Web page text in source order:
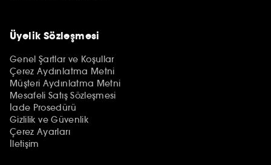
Üyelik Sözleşmesi
Genel Şartlar ve Koşullar
Çerez Aydınlatma Metni
Müşteri Aydınlatma Metni
Mesafeli Satış Sözleşmesi
İade Prosedürü
Gizlilik ve Güvenlik
Çerez Ayarları
İletişim